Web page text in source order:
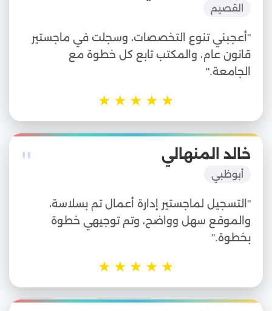
القصيم
"أعجبني تنوع التخصصات، وسجلت في ماجستير
قانون عام، والمكتب تابع كل خطوة مع
الجامعة."
★
★
★
★
★
" خالد المنهالي
أبوظبي
"التسجيل لماجستير إدارة أعمال تم بسلاسة،
والموقع سهل وواضح، وتم توجيهي خطوة
بخطوة."
★
★
★
★
★